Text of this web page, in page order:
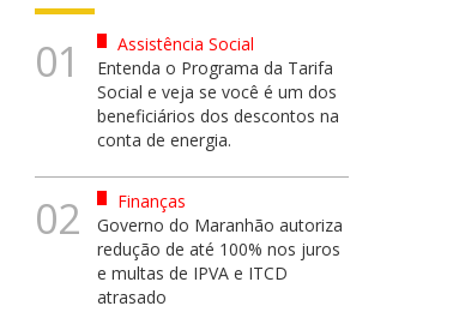
01
Assistência Social
Entenda o Programa da Tarifa
Social e veja se você é um dos
beneficiários dos descontos na
conta de energia.
02
Finanças
Governo do Maranhão autoriza
redução de até 100% nos juros
e multas de IPVA e ITCD
atrasado